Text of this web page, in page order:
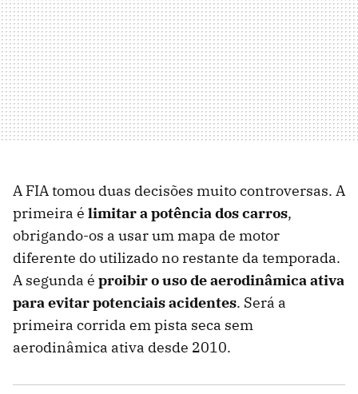
A FIA tomou duas decisões muito controversas. A
primeira é limitar a potência dos carros,
obrigando-os a usar um mapa de motor
diferente do utilizado no restante da temporada.
A segunda é proibir o uso de aerodinâmica ativa
para evitar potenciais acidentes. Será a
primeira corrida em pista seca sem
aerodinâmica ativa desde 2010.